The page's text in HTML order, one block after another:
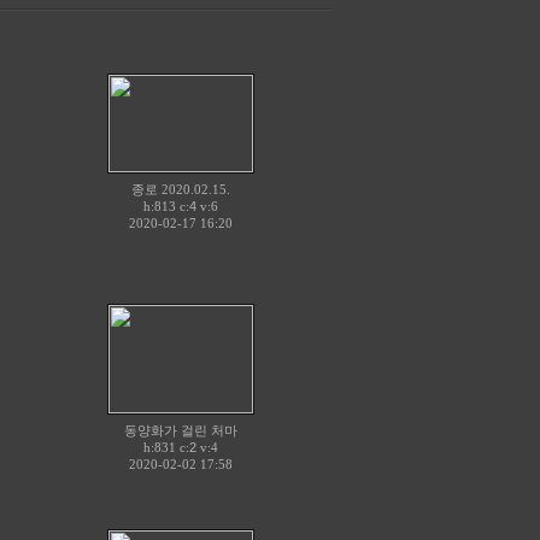
종로 2020.02.15.
h:813 c:4 v:6
2020-02-17 16:20
동양화가 걸린 처마
h:831 c:2 v:4
2020-02-02 17:58